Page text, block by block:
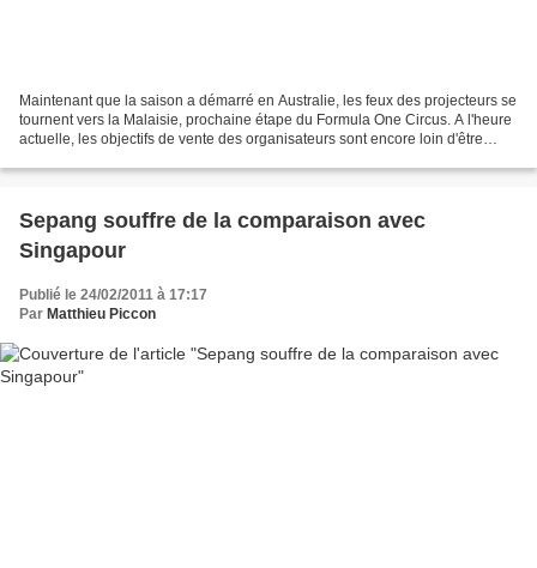
Maintenant que la saison a démarré en Australie, les feux des projecteurs se
tournent vers la Malaisie, prochaine étape du Formula One Circus. A l'heure
actuelle, les objectifs de vente des organisateurs sont encore loin d'être
Sepang souffre de la comparaison avec
Singapour
Publié le 24/02/2011 à 17:17
Par Matthieu Piccon